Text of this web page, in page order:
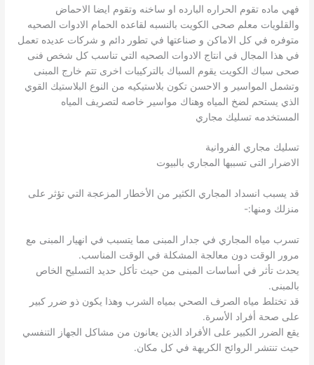
فهي ماده تقوم الحراره البارده او ساخنه وتقوم ايضا الاحماض
والقلويات معلم صحى الكويت بالنسبه لقاعده الحمام الادوات الصحيه
متوفره في كل الاماكن و صناعتها في تطور دائم و شركات عديده تعمل
في هذا المجال في انتاج الادوات الصحيه التي تناسب كل شخص فنى
صحى سباك الكويت يقوم السباك بالتركيبات اخرى تتم خارج المبنى
وتشمل المواسير و الاحسن تكون بلاستيكيه من النوع البلاستيك القوي
الذي يستحم لضخ المياه وهناك مواسير خاصه لتصريف المياه
المستخدمه تسليك مجاري
تسليك مجاري الفروانية
الاضرار التى تسببها المجاري بالبيوت
قد يسبب انسداد المجاري الكثير من الأخطار المزعجة التي تؤثر على
منزلك ومنها:-
تسرب مياه المجاري في جدار المبنى مما يتسبب في انهيار المبنى مع
مرور الوقت دون معالجة المشكلة في الوقت المناسب.
يحدث تأثر في أساسات المبنى من حيث تأكل حديد التسليح الخاص
بالمبنى.
قد تختلط مياه الصرف الصحي بمياه الشرب وهذا يكون ذو ضرر كبير
على صحة أفراد الأسرة.
يقع الضرر الكبير على الأفراد الذين يعانون من مشاكل الجهاز التنفسي
حيث تنتشر الروائح الكريهة في كل مكان.